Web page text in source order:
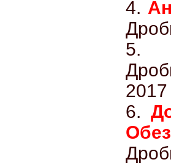
4.
2017
6.